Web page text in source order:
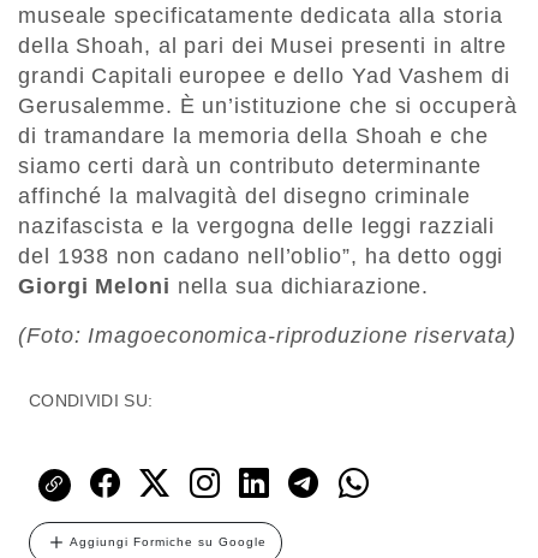
museale specificatamente dedicata alla storia
della Shoah, al pari dei Musei presenti in altre
grandi Capitali europee e dello Yad Vashem di
Gerusalemme. È un’istituzione che si occuperà
di tramandare la memoria della Shoah e che
siamo certi darà un contributo determinante
affinché la malvagità del disegno criminale
nazifascista e la vergogna delle leggi razziali
del 1938 non cadano nell’oblio”, ha detto oggi
Giorgi Meloni nella sua dichiarazione.
(Foto: Imagoeconomica-riproduzione riservata)
CONDIVIDI SU:
Aggiungi Formiche su Google